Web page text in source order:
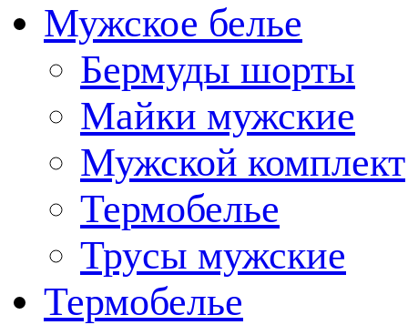
Мужское белье
Бермуды шорты
Майки мужские
Мужской комплект
Термобелье
Трусы мужские
Термобелье